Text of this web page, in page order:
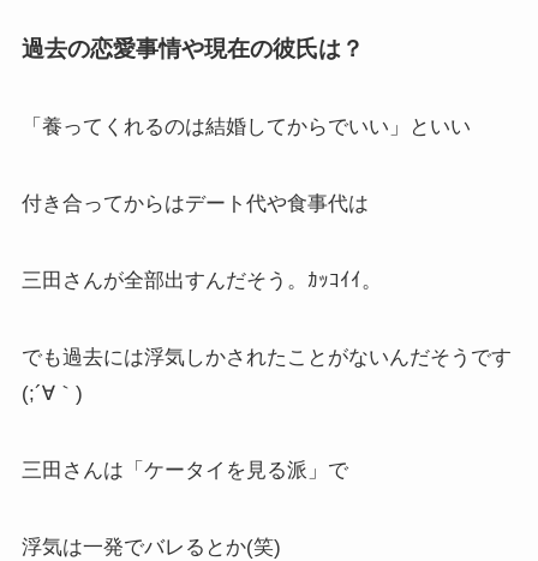
過去の恋愛事情や現在の彼氏は？
「養ってくれるのは結婚してからでいい」といい
付き合ってからはデート代や食事代は
三田さんが全部出すんだそう。ｶｯｺｲｲ。
でも過去には浮気しかされたことがないんだそうです
(;´∀｀)
三田さんは「ケータイを見る派」で
浮気は一発でバレるとか(笑)